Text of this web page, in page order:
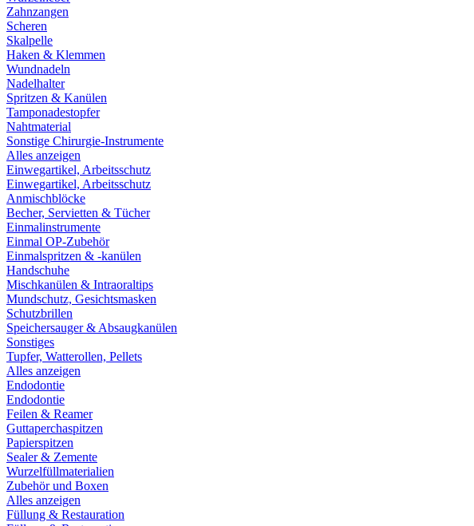
Zahnzangen
Scheren
Skalpelle
Haken & Klemmen
Wundnadeln
Nadelhalter
Spritzen & Kanülen
Tamponadestopfer
Nahtmaterial
Sonstige Chirurgie-Instrumente
Alles anzeigen
Einwegartikel, Arbeitsschutz
Einwegartikel, Arbeitsschutz
Anmischblöcke
Becher, Servietten & Tücher
Einmalinstrumente
Einmal OP-Zubehör
Einmalspritzen & -kanülen
Handschuhe
Mischkanülen & Intraoraltips
Mundschutz, Gesichtsmasken
Schutzbrillen
Speichersauger & Absaugkanülen
Sonstiges
Tupfer, Watterollen, Pellets
Alles anzeigen
Endodontie
Endodontie
Feilen & Reamer
Guttaperchaspitzen
Papierspitzen
Sealer & Zemente
Wurzelfüllmaterialien
Zubehör und Boxen
Alles anzeigen
Füllung & Restauration